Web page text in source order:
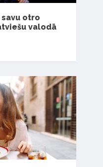
savu otro
valodā